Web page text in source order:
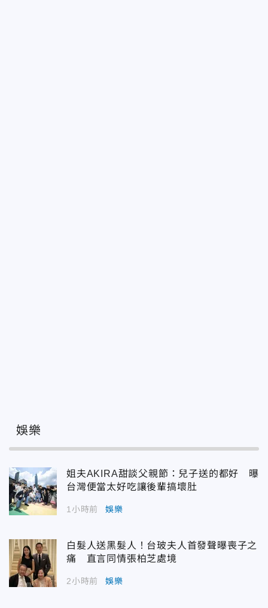
娛樂
姐夫AKIRA甜談父親節：兒子送的都好 曝
台灣便當太好吃讓後輩搞壞肚
1小時前 娛樂
白髮人送黑髮人！台玻夫人首發聲曝喪子之
痛 直言同情張柏芝處境
2小時前 娛樂